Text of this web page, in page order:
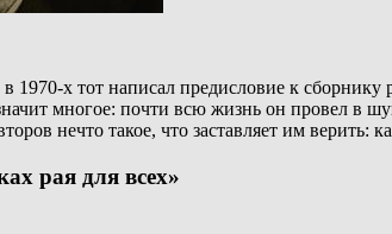
х тот написал предисловие к сборнику
многое: почти всю жизнь он провел в
нечто такое, что заставляет им
рая для всех»